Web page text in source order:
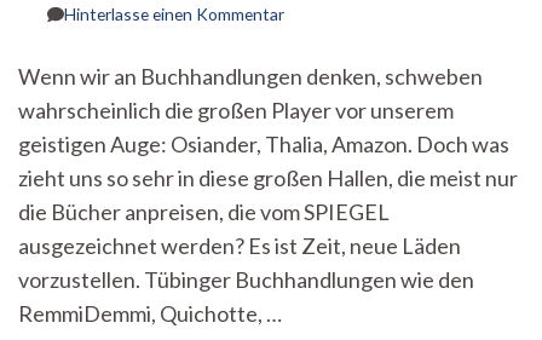
Hinterlasse einen Kommentarzu
hat
begonnen!
Ein
Aufruf
an
alle
Wenn wir an Buchhandlungen denken, schweben
wahrscheinlich die großen Player vor unserem
geistigen Auge: Osiander, Thalia, Amazon. Doch was
zieht uns so sehr in diese großen Hallen, die meist nur
die Bücher anpreisen, die vom SPIEGEL
ausgezeichnet werden? Es ist Zeit, neue Läden
vorzustellen. Tübinger Buchhandlungen wie den
RemmiDemmi, Quichotte, …